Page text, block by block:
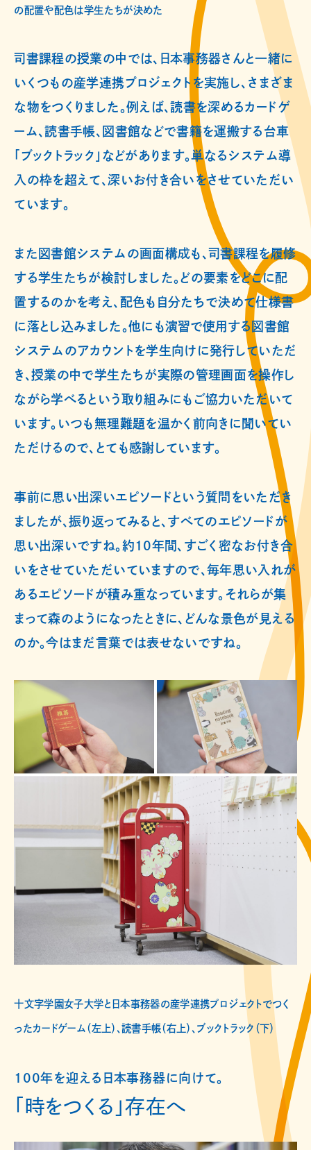
の配置や配色は学生たちが決めた
司書課程の授業の中では、日本事務器さんと一緒に
いくつもの産学連携プロジェクトを実施し、さまざま
な物をつくりました。例えば、読書を深めるカードゲ
ーム、読書手帳、図書館などで書籍を運搬する台車
「ブックトラック」などがあります。単なるシステム導
入の枠を超えて、深いお付き合いをさせていただい
ています。
また図書館システムの画面構成も、司書課程を履修
する学生たちが検討しました。どの要素をどこに配
置するのかを考え、配色も自分たちで決めて仕様書
に落とし込みました。他にも演習で使用する図書館
システムのアカウントを学生向けに発行していただ
き、授業の中で学生たちが実際の管理画面を操作し
ながら学べるという取り組みにもご協力いただいて
います。いつも無理難題を温かく前向きに聞いてい
ただけるので、とても感謝しています。
事前に思い出深いエピソードという質問をいただき
ましたが、振り返ってみると、すべてのエピソードが
思い出深いですね。約10年間、すごく密なお付き合
いをさせていただいていますので、毎年思い入れが
あるエピソードが積み重なっています。それらが集
まって森のようになったときに、どんな景色が見える
のか。今はまだ言葉では表せないですね。
十文字学園女子大学と日本事務器の産学連携プロジェクトでつく
ったカードゲーム（左上）、読書手帳（右上）、ブックトラック（下）
100年を迎える日本事務器に向けて。
「時をつくる」存在へ